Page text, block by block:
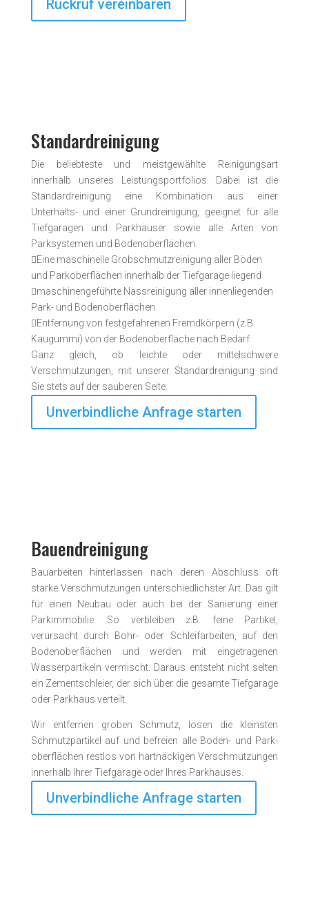
Rückruf vereinbaren
Standardreinigung
Die beliebteste und meistgewählte Reini­gungsart
innerhalb unseres Leistungs­portfolios. Dabei ist die
Standard­reinigung eine Kombination aus einer
Unterhalts- und einer Grund­reinigung, geeignet für alle
Tiefgaragen und Parkhäuser sowie alle Arten von
Parksystemen und Boden­oberflächen.
Eine maschinelle Grobschmutzreinigung aller Böden
und Parkoberflächen innerhalb der Tiefgarage liegend
maschinengeführte Nassreinigung aller innenliegenden
Park- und Bodenoberflächen
Entfernung von festgefahrenen Fremdkörpern (z.B.
Kaugummi) von der Bodenoberfläche nach Bedarf
Ganz gleich, ob leichte oder mittel­schwere
Verschmutzungen, mit unserer Standard­reinigung sind
Sie stets auf der sauberen Seite.
Unverbindliche Anfrage starten
Bauendreinigung
Bauarbeiten hinterlassen nach deren Abschluss oft
starke Verschmutzungen unterschiedlichster Art. Das gilt
für einen Neubau oder auch bei der Sanierung einer
Parkimmobilie. So verbleiben z.B. feine Partikel,
verursacht durch Bohr- oder Schleif­arbeiten, auf den
Boden­oberflächen und werden mit ein­getragenen
Wasser­partikeln vermischt. Daraus entsteht nicht selten
ein Zementschleier, der sich über die gesamte Tiefgarage
oder Parkhaus verteilt.
Wir entfernen groben Schmutz, lösen die kleinsten
Schmutzpartikel auf und befreien alle Boden- und Park­
ober­flächen restlos von hart­näckigen Ver­schmutz­ungen
inner­halb Ihrer Tiefgarage oder Ihres Park­hauses.
Unverbindliche Anfrage starten